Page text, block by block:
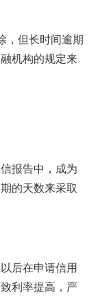
，但长时间逾期
机构的规定来
报告中，成为
的天数来采取
后在申请信用
利率提高，严